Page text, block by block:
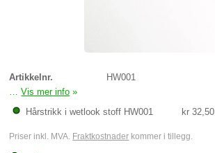
Artikkelnr.
HW001
Haarstrikker HW001
…Vis mer info »
Hårstrikk i wetlook stoff HW001
kr 32,50
Priser inkl. MVA. Fraktkostnader kommer i tillegg.